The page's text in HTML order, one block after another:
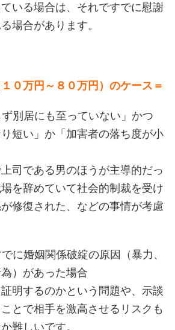
いる場合は、それですでに慰謝
場合があります。
０万円～８０万円）のケース＝
別居にも至っていない」かつ
り短い」か「加害者の落ち度が小
上司である男のほうが主導的だっ
を辞めていて社会的制裁を受け
修復された、などの事情が考慮
に婚姻関係破綻の原因（暴力、
）があった場合
明するのかという問題や、示談
とで相手を激高させるリスクも
難しいです。